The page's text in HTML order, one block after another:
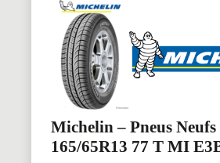
Michelin – Pneus Neufs
165/65R13 77 T MI